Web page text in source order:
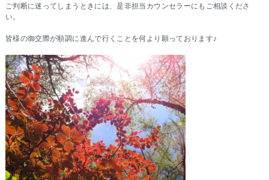
ご判断に迷ってしまうときには、是非担当カウンセラーにもご相談くださ
い。
皆様の御交際が順調に進んで行くことを何より願っております♪